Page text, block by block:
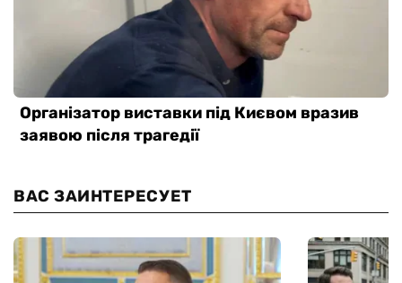
ВАС ЗАИНТЕРЕСУЕТ